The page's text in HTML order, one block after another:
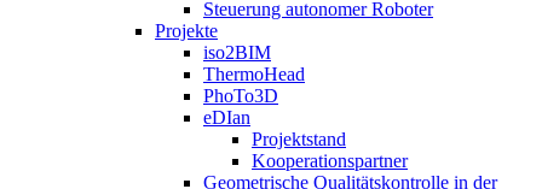
Steuerung autonomer Roboter
Projekte
iso2BIM
ThermoHead
PhoTo3D
eDIan
Projektstand
Kooperationspartner
Geometrische Qualitätskontrolle in der